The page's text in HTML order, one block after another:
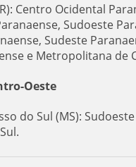
Centro Ocidental
Sudoeste
Sudeste
e Metropolitana de
Oeste
do Sul (MS):